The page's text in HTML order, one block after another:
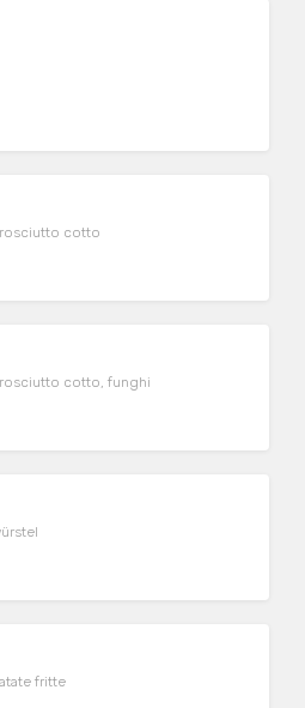
cotto
cotto, funghi
fritte